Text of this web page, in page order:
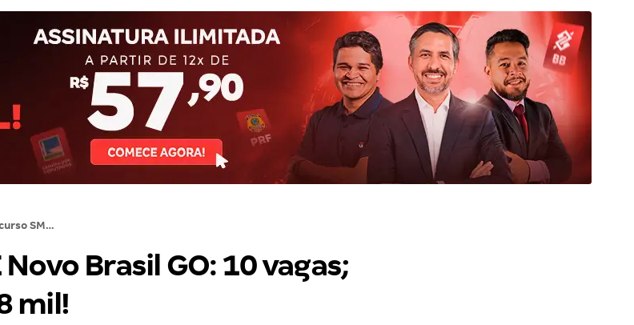
Concurso SME Novo Brasil GO: 10 vagas; inicial de R$ 3,8 mil!
Brasil GO: 10 vagas;
mil!